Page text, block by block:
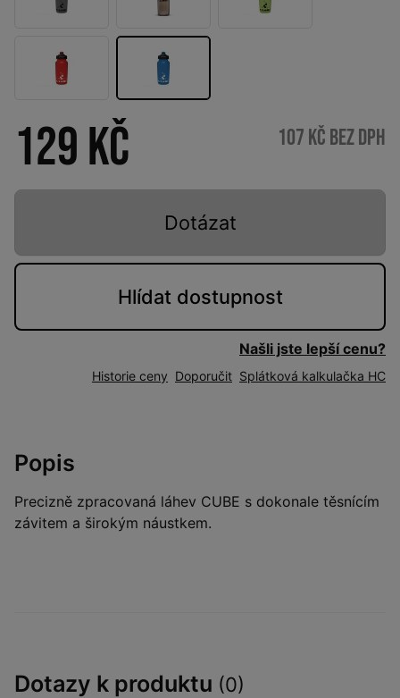
129 Kč 107 Kč bez DPH
Dotázat
Hlídat dostupnost
Našli jste lepší cenu?
Historie ceny Doporučit Splátková kalkulačka HC
Popis
Precizně zpracovaná láhev CUBE s dokonale těsnícím
závitem a širokým náustkem.
Dotazy k produktu (0)